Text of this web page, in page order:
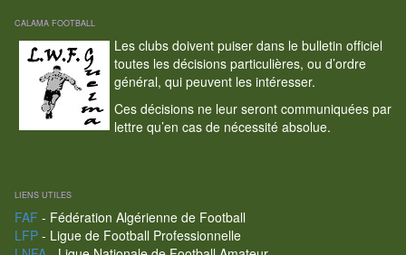
CALAMA FOOTBALL
Les clubs doivent puiser dans le bulletin officiel
toutes les décisions particulières, ou d’ordre
général, qui peuvent les intéresser.
Ces décisions ne leur seront communiquées par
lettre qu’en cas de nécessité absolue.
LIENS UTILES
FAF - Fédération Algérienne de Football
LFP- Ligue de Football Professionnelle